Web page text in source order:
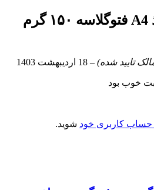
کاغذ A4 فتوگلاسه ۱۵۰ گرم
تایید شده) – 18 اردیبهشت 1403
خوب بود
حساب کاربری خود شوید.